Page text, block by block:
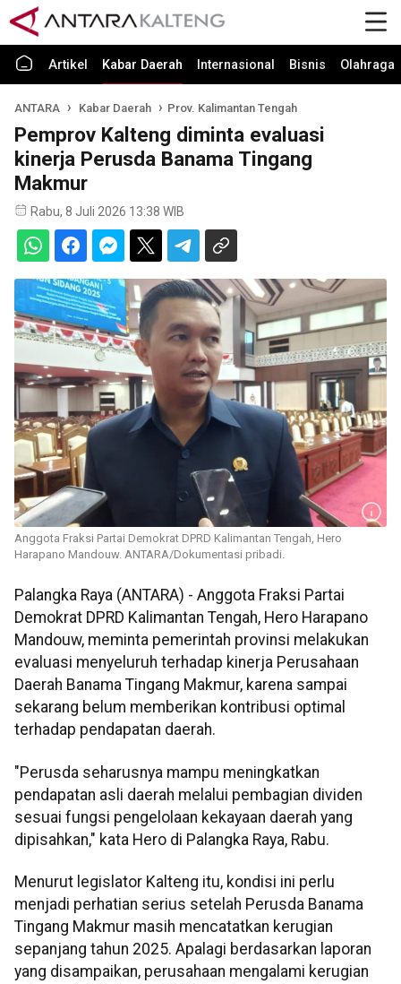
Artikel Kabar Daerah Internasional Bisnis Olahraga
ANTARA Kabar Daerah Prov. Kalimantan Tengah
Pemprov Kalteng diminta evaluasi
kinerja Perusda Banama Tingang
Makmur
Rabu, 8 Juli 2026 13:38 WIB
Anggota Fraksi Partai Demokrat DPRD Kalimantan Tengah, Hero
Harapano Mandouw. ANTARA/Dokumentasi pribadi.
Palangka Raya (ANTARA) - Anggota Fraksi Partai
Demokrat DPRD Kalimantan Tengah, Hero Harapano
Mandouw, meminta pemerintah provinsi melakukan
evaluasi menyeluruh terhadap kinerja Perusahaan
Daerah Banama Tingang Makmur, karena sampai
sekarang belum memberikan kontribusi optimal
terhadap pendapatan daerah.
"Perusda seharusnya mampu meningkatkan
pendapatan asli daerah melalui pembagian dividen
sesuai fungsi pengelolaan kekayaan daerah yang
dipisahkan," kata Hero di Palangka Raya, Rabu.
Menurut legislator Kalteng itu, kondisi ini perlu
menjadi perhatian serius setelah Perusda Banama
Tingang Makmur masih mencatatkan kerugian
sepanjang tahun 2025. Apalagi berdasarkan laporan
yang disampaikan, perusahaan mengalami kerugian